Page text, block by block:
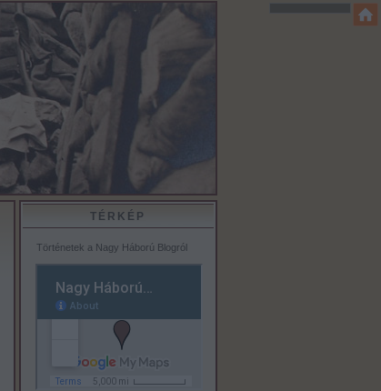
TÉRKÉP
Történetek a Nagy Háború Blogról